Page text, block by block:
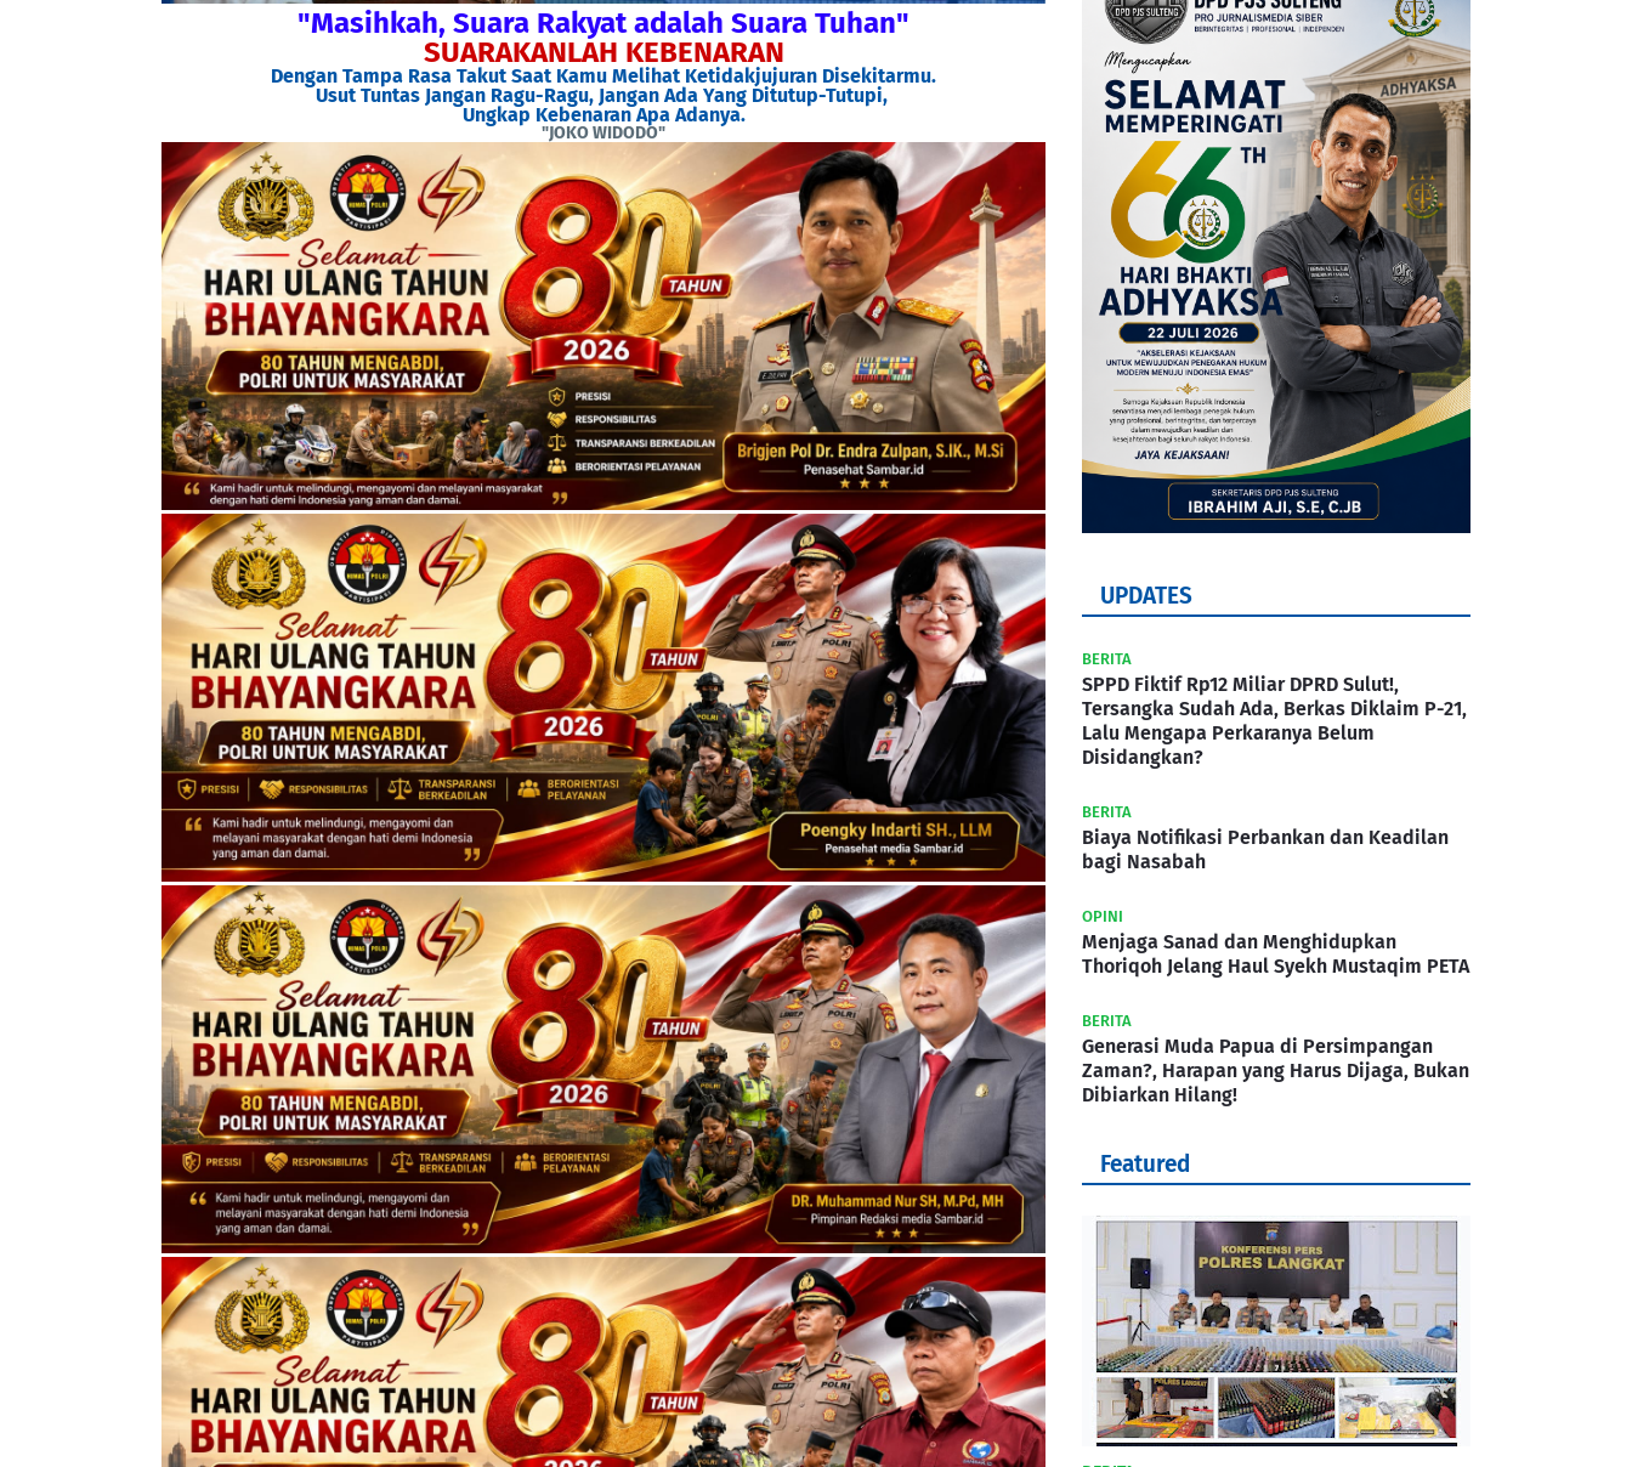
"Masihkah, Suara Rakyat adalah Suara Tuhan"
SUARAKANLAH KEBENARAN
Dengan Tampa Rasa Takut Saat Kamu Melihat Ketidakjujuran Disekitarmu.
Usut Tuntas Jangan Ragu-Ragu, Jangan Ada Yang Ditutup-Tutupi,
Ungkap Kebenaran Apa Adanya.
"JOKO WIDODO"
UPDATES
BERITA
SPPD Fiktif Rp12 Miliar DPRD Sulut!,
Tersangka Sudah Ada, Berkas Diklaim P-21,
Lalu Mengapa Perkaranya Belum
Disidangkan?
BERITA
Biaya Notifikasi Perbankan dan Keadilan
bagi Nasabah
OPINI
Menjaga Sanad dan Menghidupkan
Thoriqoh Jelang Haul Syekh Mustaqim PETA
BERITA
Generasi Muda Papua di Persimpangan
Zaman?, Harapan yang Harus Dijaga, Bukan
Dibiarkan Hilang!
Featured